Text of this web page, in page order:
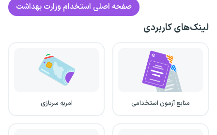
صفحه اصلی استخدام وزارت بهداشت
لینک‌های کاربردی
منابع آزمون استخدامی امریه سربازی